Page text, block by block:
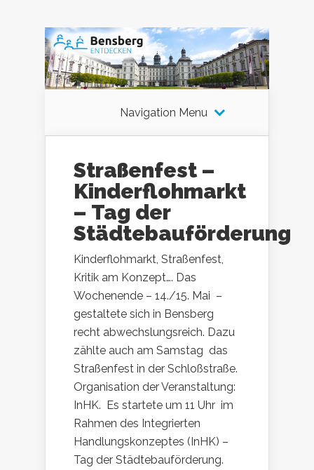
Navigation Menu
Straßenfest –
Kinderflohmarkt
– Tag der
Städtebauförderung
Kinderflohmarkt, Straßenfest,
Kritik am Konzept…. Das
Wochenende – 14./15. Mai –
gestaltete sich in Bensberg
recht abwechslungsreich. Dazu
zählte auch am Samstag das
Straßenfest in der Schloßstraße.
Organisation der Veranstaltung:
InHK. Es startete um 11 Uhr im
Rahmen des Integrierten
Handlungskonzeptes (InHK) –
Tag der Städtebauförderung.